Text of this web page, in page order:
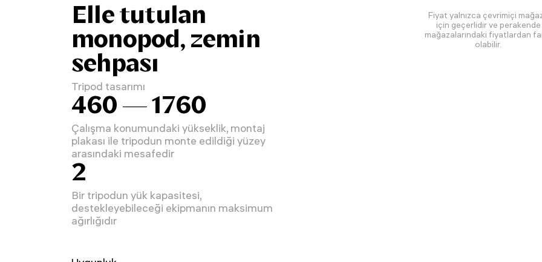
Fiyat yalnızca çevrimiçi
için geçerlidir ve perakende
mağazalarındaki fiyatlardan
olabilir.
Elle tutulan
monopod, zemin
sehpası
Tripod tasarımı
460 — 1760
Çalışma konumundaki yükseklik, montaj
plakası ile tripodun monte edildiği yüzey
arasındaki mesafedir
2
Bir tripodun yük kapasitesi,
destekleyebileceği ekipmanın maksimum
ağırlığıdır